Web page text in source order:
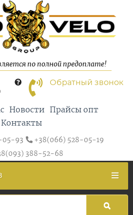
по полной предоплате!
Обратный звонок
Новости
Прайсы опт
Контакты
05-93
+38(066) 528-05-19
388-52-68